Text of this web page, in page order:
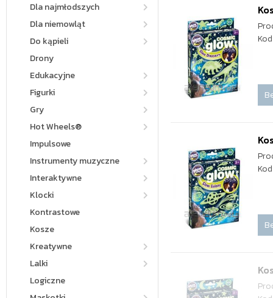
Dla najmłodszych
Dla niemowląt
Do kąpieli
Drony
Edukacyjne
Figurki
Gry
Hot Wheels®
Impulsowe
Instrumenty muzyczne
Interaktywne
Klocki
Kontrastowe
Kosze
Kreatywne
Lalki
Logiczne